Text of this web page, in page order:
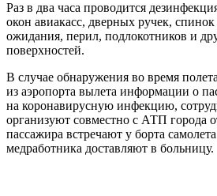
Раз в два часа проводится
окон авиакасс, дверных ручек, спинок
ожидания, перил, подлокотников и
поверхностей.
В случае обнаружения во время
из аэропорта вылета информации о
на коронавирусную инфекцию,
организуют совместно с АТП города
пассажира встречают у борта
медработника доставляют в больницу.